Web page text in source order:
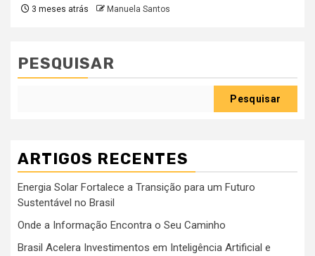
3 meses atrás Manuela Santos
PESQUISAR
Pesquisar
ARTIGOS RECENTES
Energia Solar Fortalece a Transição para um Futuro
Sustentável no Brasil
Onde a Informação Encontra o Seu Caminho
Brasil Acelera Investimentos em Inteligência Artificial e